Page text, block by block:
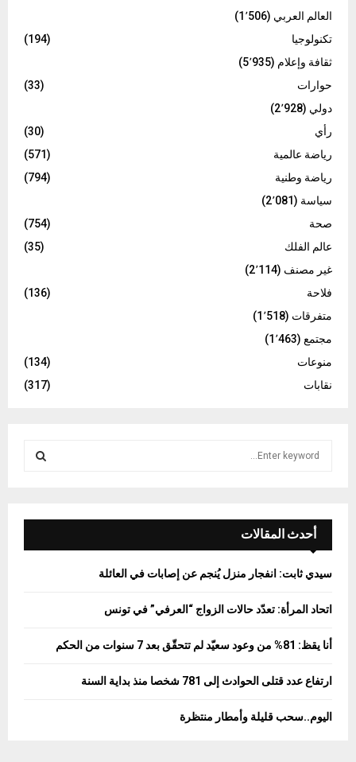
العالم العربي (1٬506)
تكنولوجيا
(194)
ثقافة وإعلام (5٬935)
حوارات
(33)
دولي (2٬928)
رأي
(30)
رياضة عالمية
(571)
رياضة وطنية
(794)
سياسة (2٬081)
صحة
(754)
عالم الفلك
(35)
غير مصنف (2٬114)
فلاحة
(136)
متفرقات (1٬518)
مجتمع (1٬463)
منوعات
(134)
نقابات
(317)
f
r
E
A
أحدث المقالات
سيدي ثابت: انفجار منزل يُنجم عن إصابات في العائلة
اتحاد المرأة: تعدّد حالات الزواج “العرفي” في تونس
أنا يقظ: 81% من وعود سعيّد لم تتحقّق بعد 7 سنوات من الحكم
ارتفاع عدد قتلى الحوادث إلى 781 شخصا منذ بداية السنة
اليوم..سحب قليلة وأمطار منتظرة